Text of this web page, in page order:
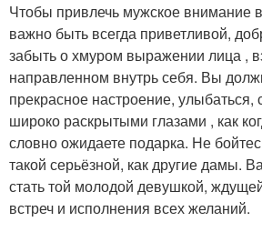
Чтобы привлечь мужское внимание
важно быть всегда приветливой,
забыть о хмуром выражении лица ,
направленном внутрь себя. Вы
прекрасное настроение, улыбаться,
широко раскрытыми глазами , как
словно ожидаете подарка. Не
такой серьёзной, как другие дамы.
стать той молодой девушкой,
встреч и исполнения всех желаний.